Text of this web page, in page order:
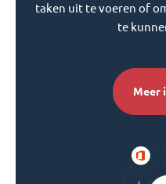
taken uit te voeren of
te
Meer